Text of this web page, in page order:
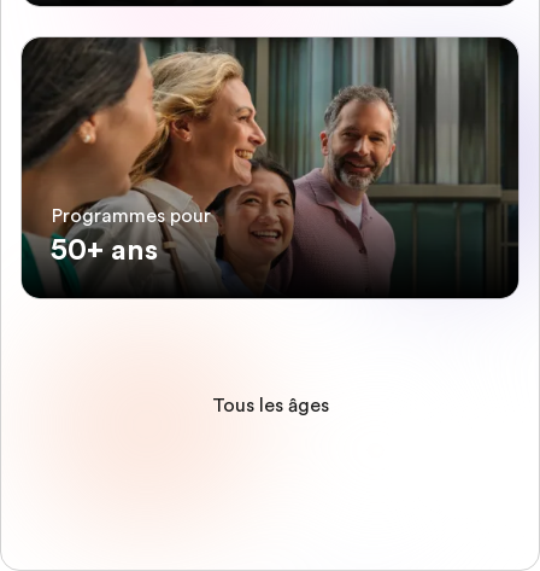
Programmes pour
50+ ans
Tous les âges